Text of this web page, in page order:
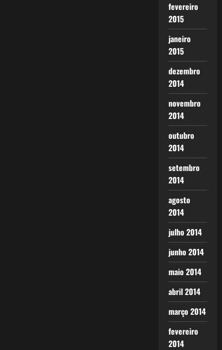
fevereiro
2015
janeiro
2015
dezembro
2014
novembro
2014
outubro
2014
setembro
2014
agosto
2014
julho 2014
junho 2014
maio 2014
abril 2014
março 2014
fevereiro
2014